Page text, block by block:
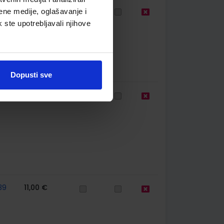
medije, oglašavanje i
ste upotrebljavali njihove
Dopusti sve
14,16 €
11,00 €